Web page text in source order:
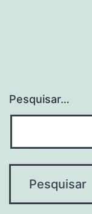
Pesquisar…